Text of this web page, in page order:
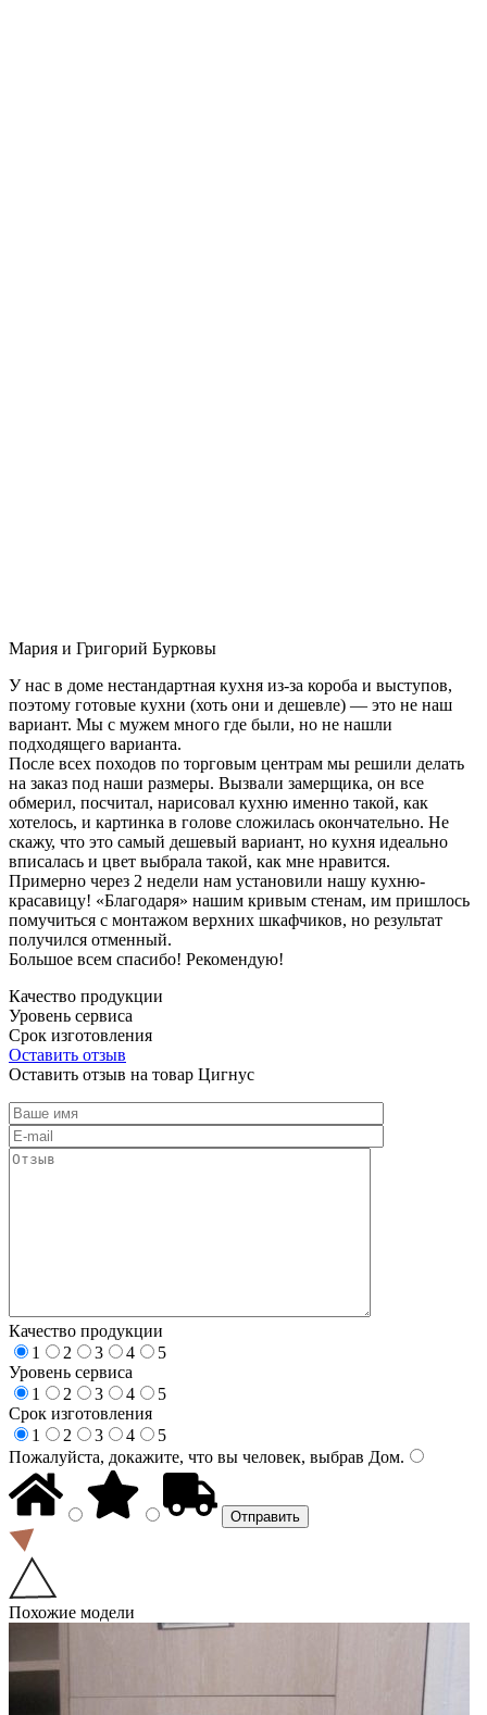
Мария и Григорий Бурковы
У нас в доме нестандартная кухня из-за короба и выступов,
поэтому готовые кухни (хоть они и дешевле) — это не наш
вариант. Мы с мужем много где были, но не нашли
подходящего варианта.
После всех походов по торговым центрам мы решили делать
на заказ под наши размеры. Вызвали замерщика, он все
обмерил, посчитал, нарисовал кухню именно такой, как
хотелось, и картинка в голове сложилась окончательно. Не
скажу, что это самый дешевый вариант, но кухня идеально
вписалась и цвет выбрала такой, как мне нравится.
Примерно через 2 недели нам установили нашу кухню-
красавицу! «Благодаря» нашим кривым стенам, им пришлось
помучиться с монтажом верхних шкафчиков, но результат
получился отменный.
Большое всем спасибо! Рекомендую!
Качество продукции
Уровень сервиса
Срок изготовления
Оставить отзыв
Оставить отзыв на товар Цигнус
Качество продукции
1
2 3 4
5
Уровень сервиса
1
2 3 4
5
Срок изготовления
1
2 3 4
5
Пожалуйста, докажите, что вы человек, выбрав Дом.
Похожие модели